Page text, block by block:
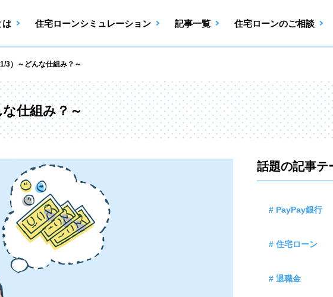
は 住宅ローンシミュレーション 記事一覧 住宅ローンのご相談
3）～どんな仕組み？～
仕組み？～
話題の記事テ
# PayPay銀行
# 住宅ローン
# 退職金